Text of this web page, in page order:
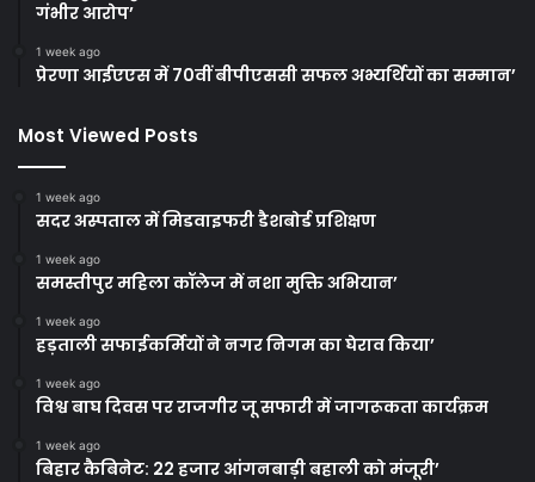
गंभीर आरोप’
1 week ago
प्रेरणा आईएएस में 70वीं बीपीएससी सफल अभ्यर्थियों का सम्मान’
Most Viewed Posts
1 week ago
सदर अस्पताल में मिडवाइफरी डैशबोर्ड प्रशिक्षण
1 week ago
समस्तीपुर महिला कॉलेज में नशा मुक्ति अभियान’
1 week ago
हड़ताली सफाईकर्मियों ने नगर निगम का घेराव किया’
1 week ago
विश्व बाघ दिवस पर राजगीर जू सफारी में जागरूकता कार्यक्रम
1 week ago
बिहार कैबिनेट: 22 हजार आंगनबाड़ी बहाली को मंजूरी’